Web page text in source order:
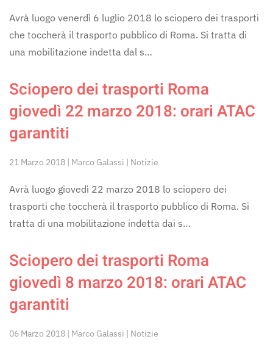
Avrà luogo venerdì 6 luglio 2018 lo sciopero dei trasporti
che toccherà il trasporto pubblico di Roma. Si tratta di
una mobilitazione indetta dal s…
Sciopero dei trasporti Roma
giovedì 22 marzo 2018: orari ATAC
garantiti
21 Marzo 2018 | Marco Galassi | Notizie
Avrà luogo giovedì 22 marzo 2018 lo sciopero dei
trasporti che toccherà il trasporto pubblico di Roma. Si
tratta di una mobilitazione indetta dai s…
Sciopero dei trasporti Roma
giovedì 8 marzo 2018: orari ATAC
garantiti
06 Marzo 2018 | Marco Galassi | Notizie